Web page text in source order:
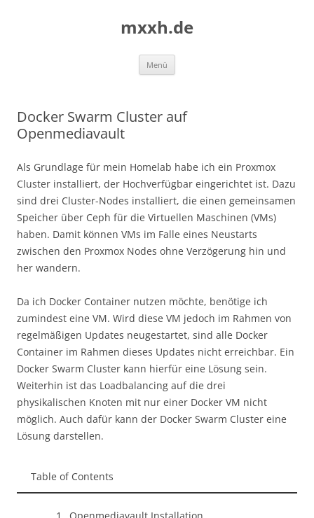
mxxh.de
Menü
Docker Swarm Cluster auf
Openmediavault
Als Grundlage für mein Homelab habe ich ein Proxmox
Cluster installiert, der Hochverfügbar eingerichtet ist. Dazu
sind drei Cluster-Nodes installiert, die einen gemeinsamen
Speicher über Ceph für die Virtuellen Maschinen (VMs)
haben. Damit können VMs im Falle eines Neustarts
zwischen den Proxmox Nodes ohne Verzögerung hin und
her wandern.
Da ich Docker Container nutzen möchte, benötige ich
zumindest eine VM. Wird diese VM jedoch im Rahmen von
regelmäßigen Updates neugestartet, sind alle Docker
Container im Rahmen dieses Updates nicht erreichbar. Ein
Docker Swarm Cluster kann hierfür eine Lösung sein.
Weiterhin ist das Loadbalancing auf die drei
physikalischen Knoten mit nur einer Docker VM nicht
möglich. Auch dafür kann der Docker Swarm Cluster eine
Lösung darstellen.
Table of Contents